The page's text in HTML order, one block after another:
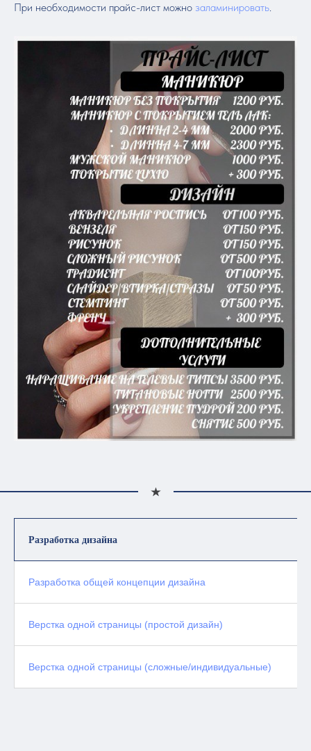
При необходимости прайс-лист можно заламинировать.
Разработка дизайна
Разработка общей концепции дизайна
Верстка одной страницы (простой дизайн)
Верстка одной страницы (сложные/индивидуальные)